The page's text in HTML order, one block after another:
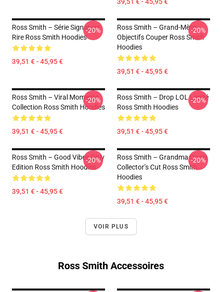
39,51 € - 45,95 €
Ross Smith – Série Signature
Rire Ross Smith Hoodies
39,51 € - 45,95 €
-20%
Ross Smith – Grand-Mère
Objectifs Couper Ross Smith
Hoodies
39,51 € - 45,95 €
-20%
Ross Smith – Viral Moments
Collection Ross Smith Hoodies
39,51 € - 45,95 €
-20%
Ross Smith – Drop LOL Limité
Ross Smith Hoodies
39,51 € - 45,95 €
-20%
Ross Smith – Good Vibes Only
Edition Ross Smith Hoodies
39,51 € - 45,95 €
-20%
Ross Smith – Grandma Goals
Collector’s Cut Ross Smith
Hoodies
39,51 € - 45,95 €
-20%
VOIR PLUS
Ross Smith Accessoires